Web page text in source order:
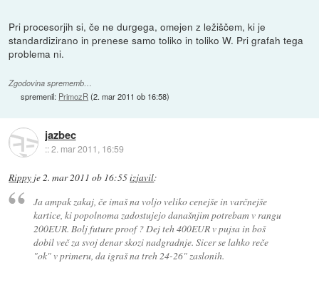
Pri procesorjih si, če ne durgega, omejen z ležiščem, ki je
standardizirano in prenese samo toliko in toliko W. Pri grafah tega
problema ni.
Zgodovina sprememb…
spremenil: PrimozR (2. mar 2011 ob 16:58)
jazbec
::2. mar 2011, 16:59
Rippy je2. mar 2011 ob 16:55izjavil:
Ja ampak zakaj, če imaš na voljo veliko cenejše in varčnejše
kartice, ki popolnoma zadostujejo današnjim potrebam v rangu
200EUR. Bolj future proof ? Dej teh 400EUR v pujsa in boš
dobil več za svoj denar skozi nadgradnje. Sicer se lahko reče
"ok" v primeru, da igraš na treh 24-26" zaslonih.